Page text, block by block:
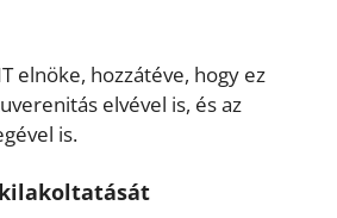
elnöke, hozzátéve, hogy ez
elvével is, és az
is.